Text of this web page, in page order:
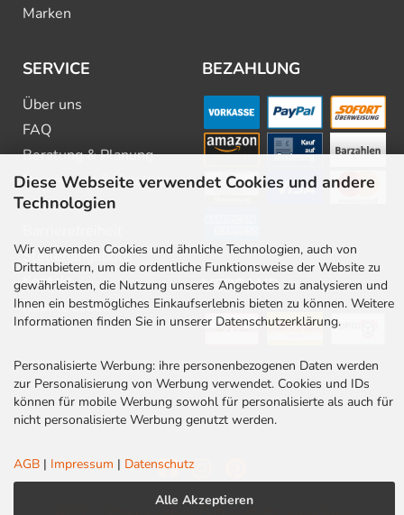
Diese Webseite verwendet Cookies und andere
Technologien
Wir verwenden Cookies und ähnliche Technologien, auch von
Drittanbietern, um die ordentliche Funktionsweise der Website zu
gewährleisten, die Nutzung unseres Angebotes zu analysieren und
Ihnen ein bestmögliches Einkaufserlebnis bieten zu können. Weitere
Informationen finden Sie in unserer Datenschutzerklärung.
Personalisierte Werbung: ihre personenbezogenen Daten werden
zur Personalisierung von Werbung verwendet. Cookies und IDs
können für mobile Werbung sowohl für personalisierte als auch für
nicht personalisierte Werbung genutzt werden.
AGB | Impressum | Datenschutz
Alle Akzeptieren
Marken
SERVICE
Über uns
FAQ
Beratung & Planung
Downloads & Kataloge
Newsletter
Stellenangebote
Kontakt
Rabatt Codes
BEZAHLUNG
VERSAND